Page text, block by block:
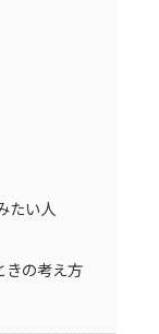
たい人
きの考え方